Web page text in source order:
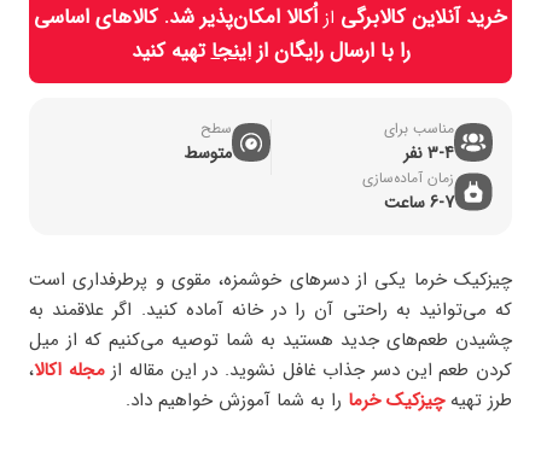
خرید آنلاین کالابرگی از اُکالا امکان‌پذیر شد. کالاهای اساسی
را با ارسال رایگان ازاینجاتهیه کنید
مناسب برای
3-4 نفر
سطح
متوسط
زمان آماده‌سازی
6-7 ساعت
چیزکیک خرما یکی از دسرهای خوشمزه، مقوی و پرطرفداری است
که می‌توانید به راحتی آن را در خانه آماده کنید. اگر علاقمند به
چشیدن طعم‌های جدید هستید به شما توصیه می‌کنیم که از میل
کردن طعم این دسر جذاب غافل نشوید. در این مقاله ازمجله اکالا،
طرز تهیهچیزکیک خرما را به شما آموزش خواهیم داد.